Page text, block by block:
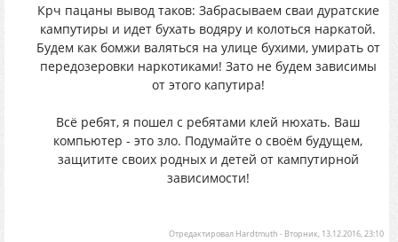
Крч пацаны вывод таков: Забрасываем сваи дуратские
кампутиры и идет бухать водяру и колоться наркатой.
Будем как бомжи валяться на улице бухими, умирать от
передозеровки наркотиками! Зато не будем зависимы
от этого капутира!
Всё ребят, я пошел с ребятами клей нюхать. Ваш
компьютер - это зло. Подумайте о своём будущем,
защитите своих родных и детей от кампутирной
зависимости!
Отредактировал Hardtmuth - Вторник, 13.12.2016, 23:10